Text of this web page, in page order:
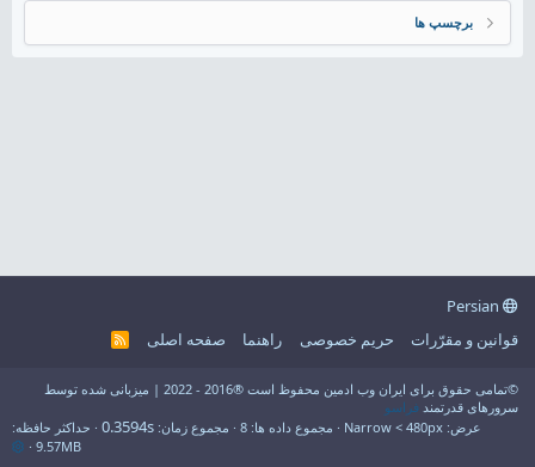
برچسپ ها
قوانین و مقرّرات
حریم خصوصی راهنما صفحه اصلی
R
©تمامی حقوق برای ایران وب ادمین محفوظ است ®2016 - 2022 | میزبانی شده توسط
سرورهای قدرتمند فراسو
عرض
مجموع داده ها 8 مجموع زمان 0.3594s
حداکثر حافظه
9.57MB